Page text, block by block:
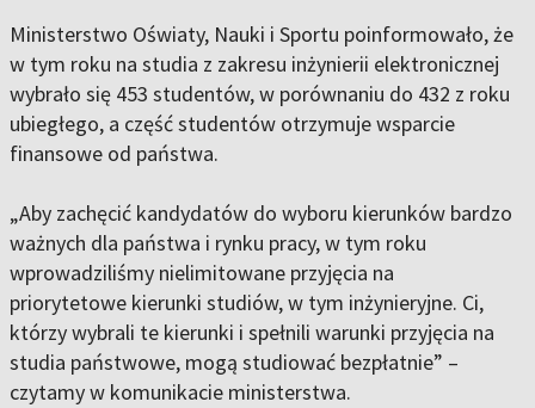
Ministerstwo Oświaty, Nauki i Sportu poinformowało, że
w tym roku na studia z zakresu inżynierii elektronicznej
wybrało się 453 studentów, w porównaniu do 432 z roku
ubiegłego, a część studentów otrzymuje wsparcie
finansowe od państwa.
„Aby zachęcić kandydatów do wyboru kierunków bardzo
ważnych dla państwa i rynku pracy, w tym roku
wprowadziliśmy nielimitowane przyjęcia na
priorytetowe kierunki studiów, w tym inżynieryjne. Ci,
którzy wybrali te kierunki i spełnili warunki przyjęcia na
studia państwowe, mogą studiować bezpłatnie” –
czytamy w komunikacie ministerstwa.